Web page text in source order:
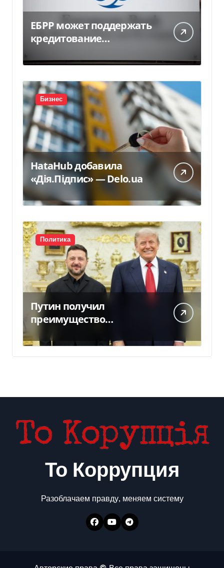
ЕБРР может поддержать
кредитование
300 млн евро — Delo.ua
Бизнес
HataHub добавила
«Дія.Підпис» — Delo.ua
Политика
Путин получил
преимущество
благодаря действиям
США
То Коррупция
Разоблачаем правду, меняем систему